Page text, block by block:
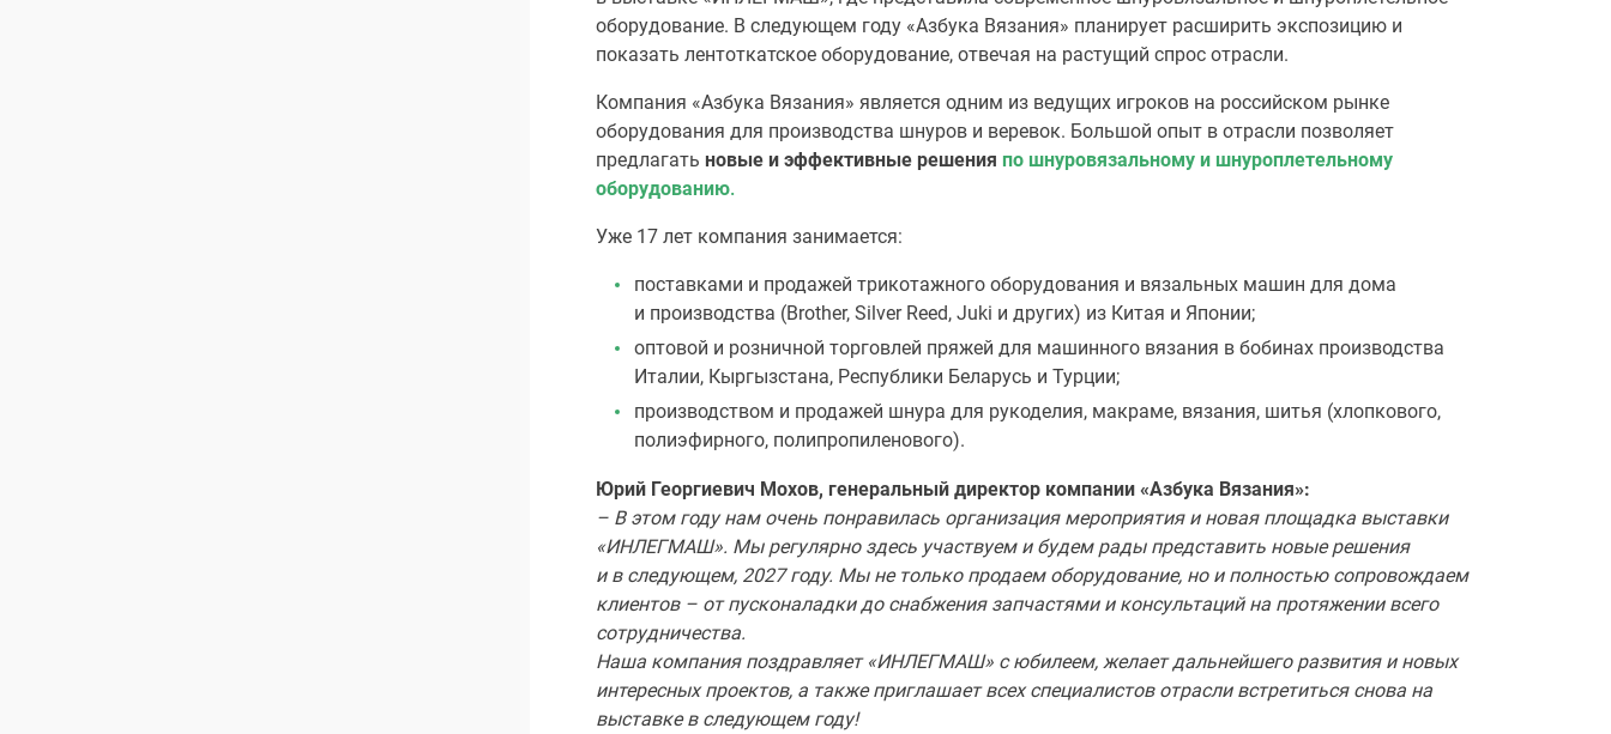
оборудование. В следующем году «Азбука Вязания» планирует расширить экспозицию и
показать лентоткатское оборудование, отвечая на растущий спрос отрасли.
Компания «Азбука Вязания» является одним из ведущих игроков на российском рынке
оборудования для производства шнуров и веревок. Большой опыт в отрасли позволяет
предлагать новые и эффективные решения по шнуровязальному и шнуроплетельному
оборудованию.
Уже 17 лет компания занимается:
поставками и продажей трикотажного оборудования и вязальных машин для дома
и производства (Brother, Silver Reed, Juki и других) из Китая и Японии;
оптовой и розничной торговлей пряжей для машинного вязания в бобинах производства
Италии, Кыргызстана, Республики Беларусь и Турции;
производством и продажей шнура для рукоделия, макраме, вязания, шитья (хлопкового,
полиэфирного, полипропиленового).
Юрий Георгиевич Мохов, генеральный директор компании «Азбука Вязания»:
– В этом году нам очень понравилась организация мероприятия и новая площадка выставки
«ИНЛЕГМАШ». Мы регулярно здесь участвуем и будем рады представить новые решения
и в следующем, 2027 году. Мы не только продаем оборудование, но и полностью сопровождаем
клиентов – от пусконаладки до снабжения запчастями и консультаций на протяжении всего
сотрудничества.
Наша компания поздравляет «ИНЛЕГМАШ» с юбилеем, желает дальнейшего развития и новых
интересных проектов, а также приглашает всех специалистов отрасли встретиться снова на
выставке в следующем году!